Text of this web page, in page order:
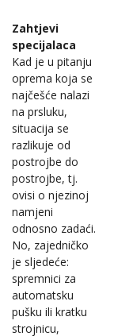
Zahtjevi
specijalaca
Kad je u pitanju
oprema koja se
najčešće nalazi
na prsluku,
situacija se
razlikuje od
postrojbe do
postrojbe, tj.
ovisi o njezinoj
namjeni
odnosno zadaći.
No, zajedničko
je sljedeće:
spremnici za
automatsku
pušku ili kratku
strojnicu,